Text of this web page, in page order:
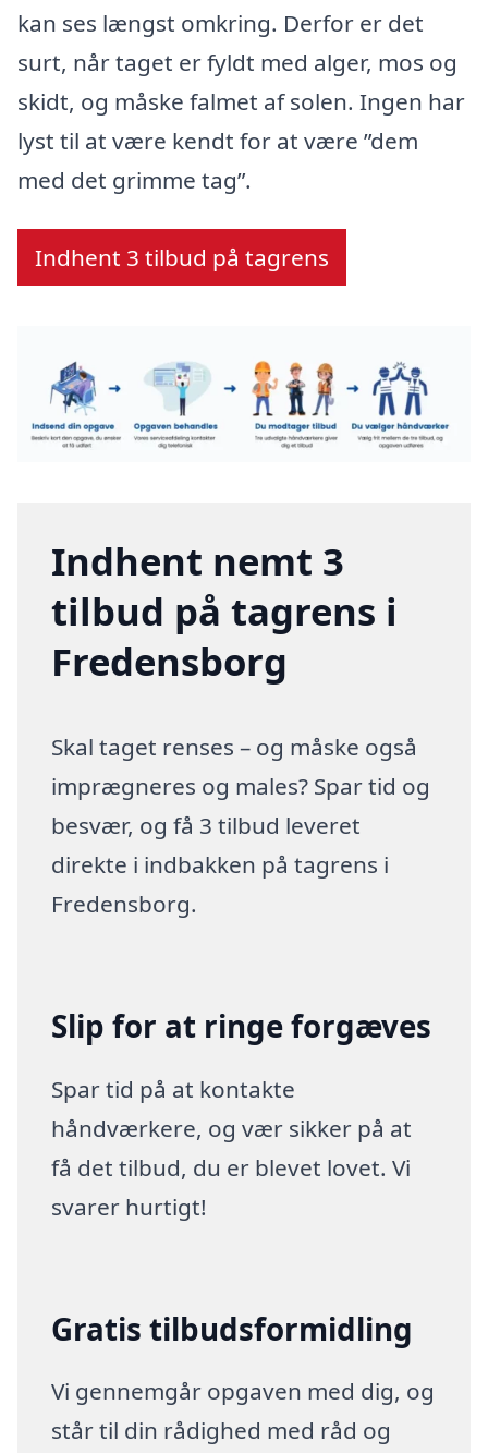
kan ses længst omkring. Derfor er det
surt, når taget er fyldt med alger, mos og
skidt, og måske falmet af solen. Ingen har
lyst til at være kendt for at være ”dem
med det grimme tag”.
Indhent 3 tilbud på tagrens
Indhent nemt 3
tilbud på tagrens i
Fredensborg
Skal taget renses – og måske også
imprægneres og males? Spar tid og
besvær, og få 3 tilbud leveret
direkte i indbakken på tagrens i
Fredensborg.
Slip for at ringe forgæves
Spar tid på at kontakte
håndværkere, og vær sikker på at
få det tilbud, du er blevet lovet. Vi
svarer hurtigt!
Gratis tilbudsformidling
Vi gennemgår opgaven med dig, og
står til din rådighed med råd og